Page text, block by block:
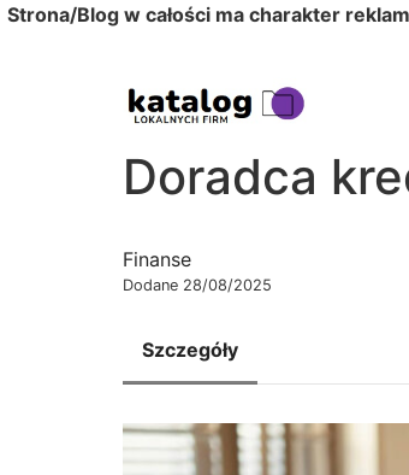
Strona/Blog w całości ma charakter
Doradca
Finanse
Dodane 28/08/2025
Szczegóły